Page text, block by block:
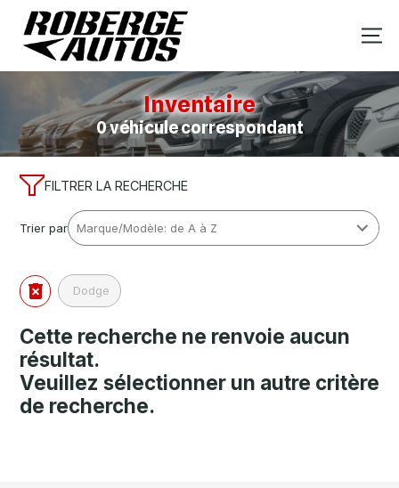
Inventaire
0 véhicule correspondant
FILTRER LA RECHERCHE
Trier par
Dodge
Cette recherche ne renvoie aucun
résultat.
Veuillez sélectionner un autre critère
de recherche.